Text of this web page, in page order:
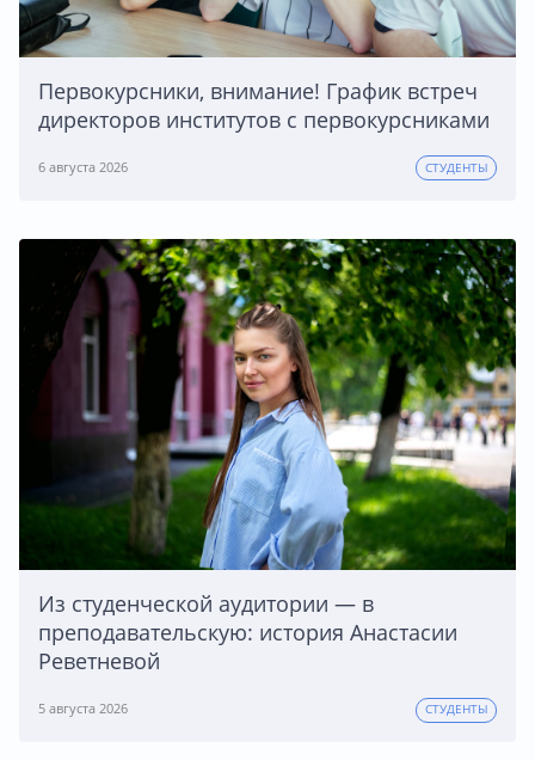
Первокурсники, внимание! График встреч
директоров институтов с первокурсниками
6 августа 2026 СТУДЕНТЫ
Из студенческой аудитории — в
преподавательскую: история Анастасии
Реветневой
5 августа 2026 СТУДЕНТЫ